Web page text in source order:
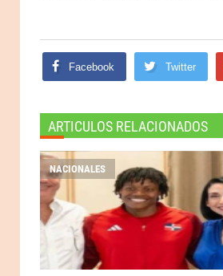
Facebook Twitter
ARTICULOS RELACIONADOS
NACIONALES